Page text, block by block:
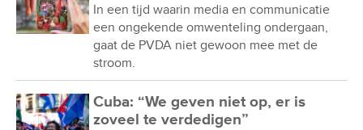
In een tijd waarin media en communicatie
een ongekende omwenteling ondergaan,
gaat de PVDA niet gewoon mee met de
stroom.
Cuba: “We geven niet op, er is
zoveel te verdedigen”